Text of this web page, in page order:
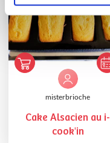
misterbrioche
Cake Alsacien au i-
cook'in